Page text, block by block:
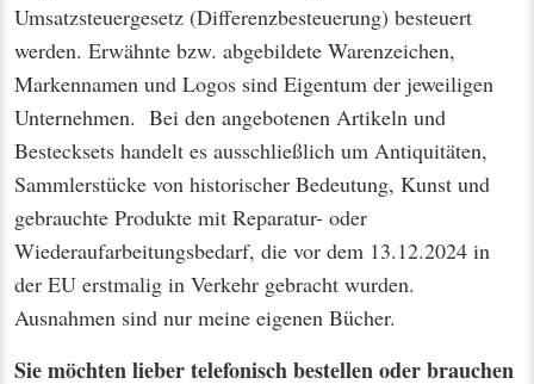
Umsatzsteuergesetz (Differenzbesteuerung) besteuert
werden. Erwähnte bzw. abgebildete Warenzeichen,
Markennamen und Logos sind Eigentum der jeweiligen
Unternehmen. Bei den angebotenen Artikeln und
Bestecksets handelt es ausschließlich um Antiquitäten,
Sammlerstücke von historischer Bedeutung, Kunst und
gebrauchte Produkte mit Reparatur- oder
Wiederaufarbeitungsbedarf, die vor dem 13.12.2024 in
der EU erstmalig in Verkehr gebracht wurden.
Ausnahmen sind nur meine eigenen Bücher.
Sie möchten lieber telefonisch bestellen oder brauchen